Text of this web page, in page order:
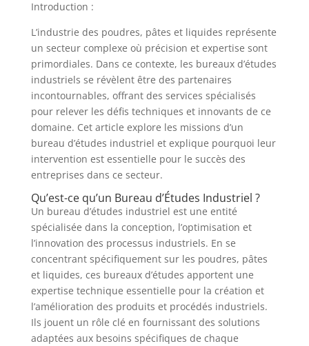
Introduction :
L’industrie des poudres, pâtes et liquides représente
un secteur complexe où précision et expertise sont
primordiales. Dans ce contexte, les bureaux d’études
industriels se révèlent être des partenaires
incontournables, offrant des services spécialisés
pour relever les défis techniques et innovants de ce
domaine. Cet article explore les missions d’un
bureau d’études industriel et explique pourquoi leur
intervention est essentielle pour le succès des
entreprises dans ce secteur.
Qu’est-ce qu’un Bureau d’Études Industriel ?
Un bureau d’études industriel est une entité
spécialisée dans la conception, l’optimisation et
l’innovation des processus industriels. En se
concentrant spécifiquement sur les poudres, pâtes
et liquides, ces bureaux d’études apportent une
expertise technique essentielle pour la création et
l’amélioration des produits et procédés industriels.
Ils jouent un rôle clé en fournissant des solutions
adaptées aux besoins spécifiques de chaque